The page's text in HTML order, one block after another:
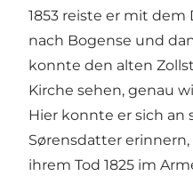
1853 reiste er mit dem
nach Bogense und
konnte den alten
Kirche sehen, genau
Hier konnte er sich an
Sørensdatter erinnern,
ihrem Tod 1825 im